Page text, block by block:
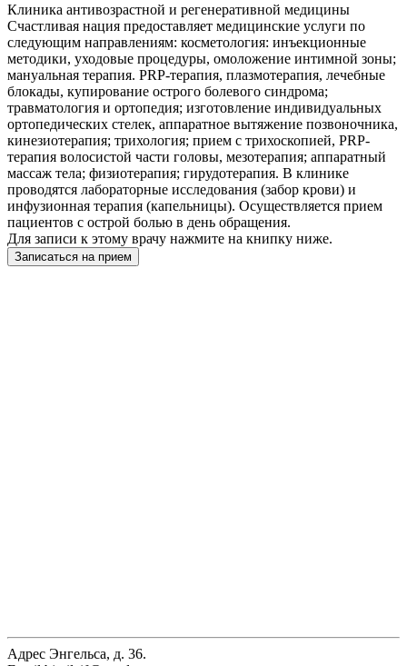
Клиника антивозрастной и регенеративной медицины
Счастливая нация предоставляет медицинские услуги по
следующим направлениям: косметология: инъекционные
методики, уходовые процедуры, омоложение интимной зоны;
мануальная терапия. PRP-терапия, плазмотерапия, лечебные
блокады, купирование острого болевого синдрома;
травматология и ортопедия; изготовление индивидуальных
ортопедических стелек, аппаратное вытяжение позвоночника,
кинезиотерапия; трихология; прием с трихоскопией, PRP-
терапия волосистой части головы, мезотерапия; аппаратный
массаж тела; физиотерапия; гирудотерапия. В клинике
проводятся лабораторные исследования (забор крови) и
инфузионная терапия (капельницы). Осуществляется прием
пациентов с острой болью в день обращения.
Для записи к этому врачу нажмите на книпку ниже.
Записаться на прием
Адрес Энгельса, д. 36.